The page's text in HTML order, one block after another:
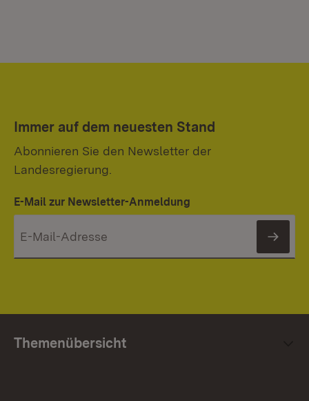
Immer auf dem neuesten Stand
Abonnieren Sie den Newsletter der
Landesregierung.
E-Mail zur Newsletter-Anmeldung
Themenübersicht